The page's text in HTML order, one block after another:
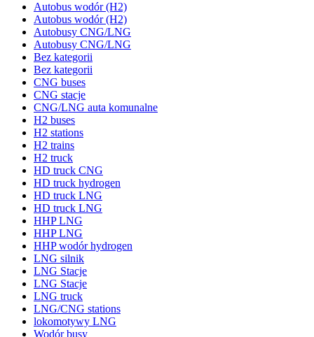
Autobus wodór (H2)
Autobus wodór (H2)
Autobusy CNG/LNG
Autobusy CNG/LNG
Bez kategorii
Bez kategorii
CNG buses
CNG stacje
CNG/LNG auta komunalne
H2 buses
H2 stations
H2 trains
H2 truck
HD truck CNG
HD truck hydrogen
HD truck LNG
HD truck LNG
HHP LNG
HHP LNG
HHP wodór hydrogen
LNG silnik
LNG Stacje
LNG Stacje
LNG truck
LNG/CNG stations
lokomotywy LNG
Wodór busy